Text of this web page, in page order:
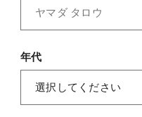
年代